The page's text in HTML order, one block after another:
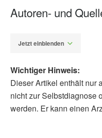
Autoren- und
Jetzt einblenden
Wichtiger Hinweis:
Dieser Artikel enthält nur
nicht zur Selbstdiagnose
werden. Er kann einen